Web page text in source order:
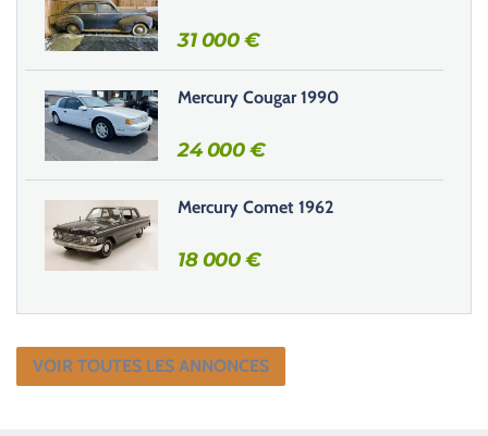
v
i
d
e
.
31 000€
Mercury Cougar 1990
24 000€
Mercury Comet 1962
18 000€
VOIR TOUTES LES ANNONCES